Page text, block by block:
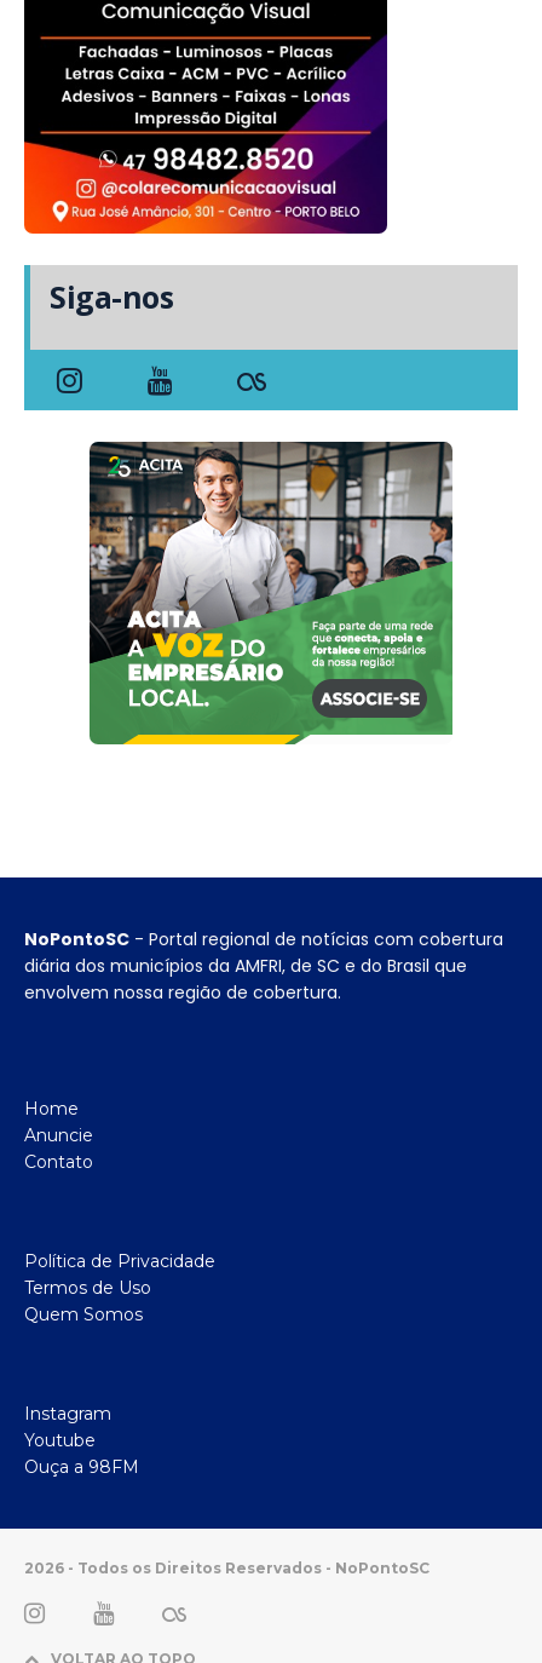
Siga-nos
NoPontoSC - Portal regional de notícias com cobertura
diária dos municípios da AMFRI, de SC e do Brasil que
envolvem nossa região de cobertura.
Home
Anuncie
Contato
Política de Privacidade
Termos de Uso
Quem Somos
Instagram
Youtube
Ouça a 98FM
2026 - Todos os Direitos Reservados - NoPontoSC
VOLTAR AO TOPO